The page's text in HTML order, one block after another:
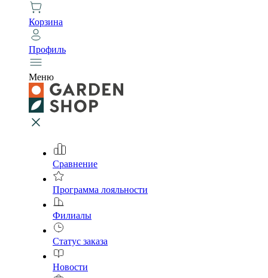
Корзина
Профиль
Меню
Сравнение
Программа лояльности
Филиалы
Статус заказа
Новости